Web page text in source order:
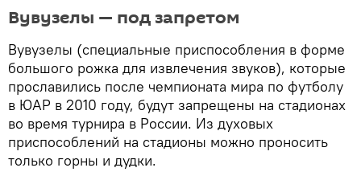
Вувузелы — под запретом
Вувузелы (специальные приспособления в форме
большого рожка для извлечения звуков), которые
прославились после чемпионата мира по футболу
в ЮАР в 2010 году, будут запрещены на стадионах
во время турнира в России. Из духовых
приспособлений на стадионы можно проносить
только горны и дудки.